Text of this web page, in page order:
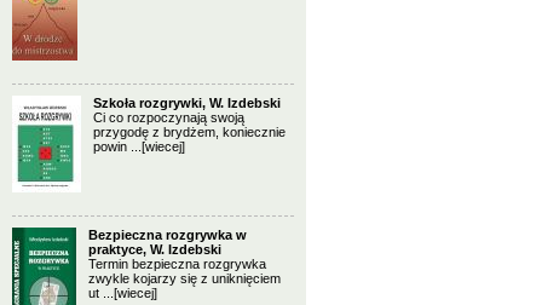
Szkoła rozgrywki, W. Izdebski
Ci co rozpoczynają swoją
przygodę z brydżem, koniecznie
powin ... [wiecej]
Bezpieczna rozgrywka w
praktyce, W. Izdebski
Termin bezpieczna rozgrywka
zwykle kojarzy się z uniknięciem
ut ... [wiecej]